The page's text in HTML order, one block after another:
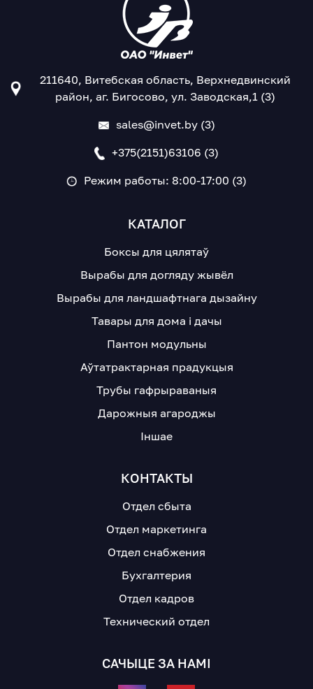
211640, Витебская область, Верхнедвинский
район, аг. Бигосово, ул. Заводская,1 (3)
sales@invet.by (3)
+375(2151)63106 (3)
Режим работы: 8:00-17:00 (3)
КАТАЛОГ
Боксы для цялятаў
Вырабы для догляду жывёл
Вырабы для ландшафтнага дызайну
Тавары для дома і дачы
Пантон модульны
Аўтатрактарная прадукцыя
Трубы гафрыраваныя
Дарожныя агароджы
Іншае
КОНТАКТЫ
Отдел сбыта
Отдел маркетинга
Отдел снабжения
Бухгалтерия
Отдел кадров
Технический отдел
САЧЫЦЕ ЗА НАМІ